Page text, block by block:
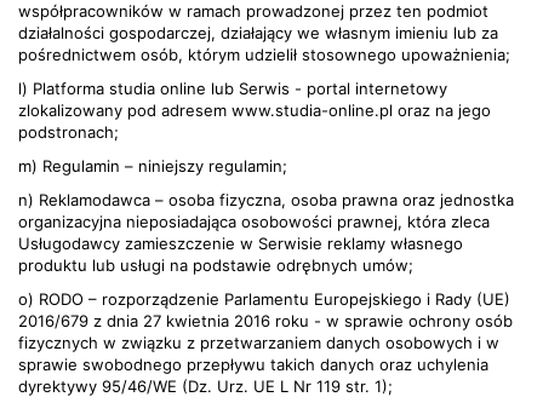
współpracowników w ramach prowadzonej przez ten podmiot
działalności gospodarczej, działający we własnym imieniu lub za
pośrednictwem osób, którym udzielił stosownego upoważnienia;
l) Platforma studia online lub Serwis - portal internetowy
zlokalizowany pod adresem www.studia-online.pl oraz na jego
podstronach;
m) Regulamin – niniejszy regulamin;
n) Reklamodawca – osoba fizyczna, osoba prawna oraz jednostka
organizacyjna nieposiadająca osobowości prawnej, która zleca
Usługodawcy zamieszczenie w Serwisie reklamy własnego
produktu lub usługi na podstawie odrębnych umów;
o) RODO – rozporządzenie Parlamentu Europejskiego i Rady (UE)
2016/679 z dnia 27 kwietnia 2016 roku - w sprawie ochrony osób
fizycznych w związku z przetwarzaniem danych osobowych i w
sprawie swobodnego przepływu takich danych oraz uchylenia
dyrektywy 95/46/WE (Dz. Urz. UE L Nr 119 str. 1);